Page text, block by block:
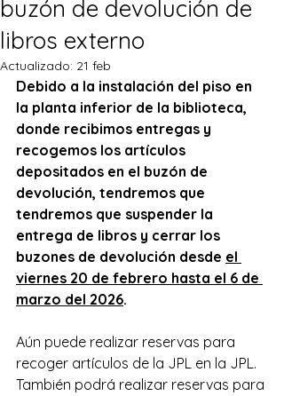
buzón de devolución de
libros externo
Actualizado: 21 feb
Debido a la instalación del piso en
la planta inferior de la biblioteca,
donde recibimos entregas y
recogemos los artículos
depositados en el buzón de
devolución, tendremos que
tendremos que suspender la
entrega de libros y cerrar los
buzones de devolución desde el
viernes 20 de febrero hasta el 6 de
marzo del 2026.
Aún puede realizar reservas para
recoger artículos de la JPL en la JPL.
También podrá realizar reservas para